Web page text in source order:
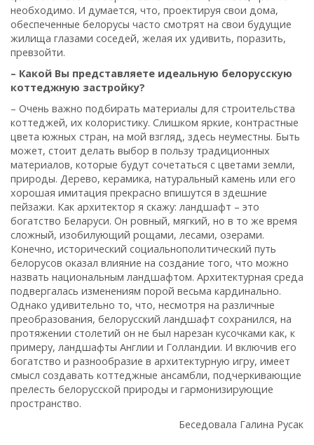
необходимо. И думается, что, проектируя свои дома,
обеспеченные белорусы часто смотрят на свои будущие
жилища глазами соседей, желая их удивить, поразить,
превзойти.
– Какой Вы представляете идеальную белорусскую
коттеджную застройку?
– Очень важно подбирать материалы для строительства
коттеджей, их колористику. Слишком яркие, контрастные
цвета южных стран, на мой взгляд, здесь неуместны. Быть
может, стоит делать выбор в пользу традиционных
материалов, которые будут сочетаться с цветами земли,
природы. Дерево, керамика, натуральный камень или его
хорошая имитация прекрасно впишутся в здешние
пейзажи. Как архитектор я скажу: ландшафт – это
богатство Беларуси. Он ровный, мягкий, но в то же время
сложный, изобилующий рощами, лесами, озерами.
Конечно, исторический социально­политический путь
белорусов оказал влияние на создание того, что можно
назвать национальным ландшафтом. Архитектурная среда
подвергалась изменениям порой весьма кардинально.
Однако удивительно то, что, несмотря на различные
преобразования, белорусский ландшафт сохранился, на
протяжении столетий он не был нарезан кусочками как, к
примеру, ландшафты Англии и Голландии. И включив его
богатство и разнообразие в архитектурную игру, имеет
смысл создавать коттеджные ансамбли, подчеркивающие
прелесть белорусской природы и гармонизирующие
пространство.
Беседовала Галина Русак